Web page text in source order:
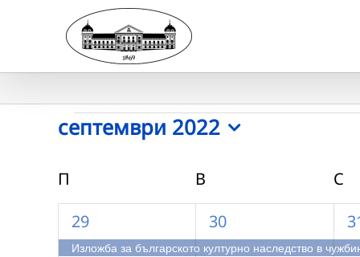
Събития
септември 2022
date.
Календар
на
Събития
П В С
2
събития,
29
Изложба за българското културно наследство в
2
събития,
30
2